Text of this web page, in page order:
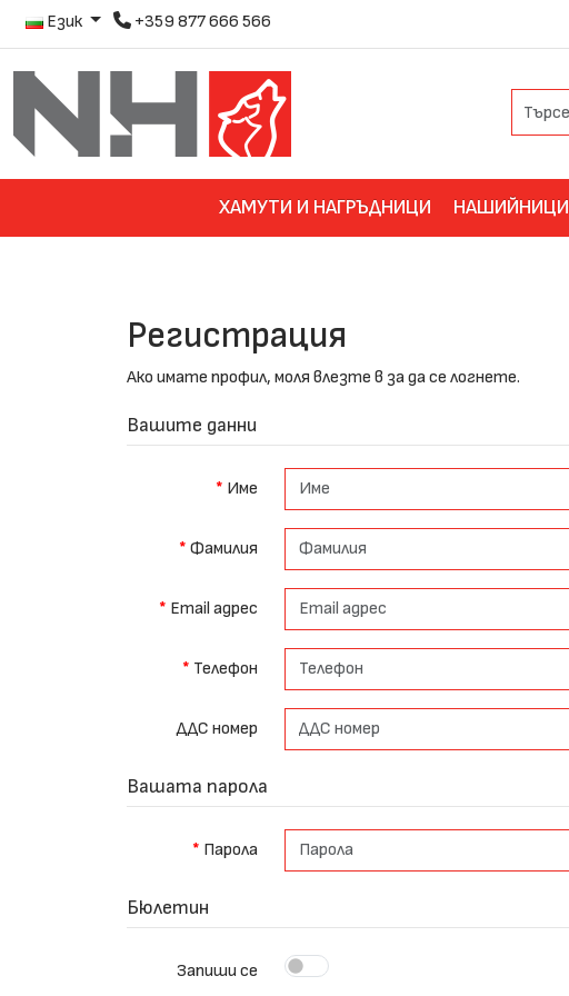
Език +359 877 666 566
ХАМУТИ И НАГРЪДНИЦИ НАШИЙНИЦИ
Регистрация
Ако имате профил, моля влезте в за да се логнете.
Вашите данни
Име
Фамилия
Email адрес
Телефон
ДДС номер
Вашата парола
Парола
Бюлетин
Запиши се